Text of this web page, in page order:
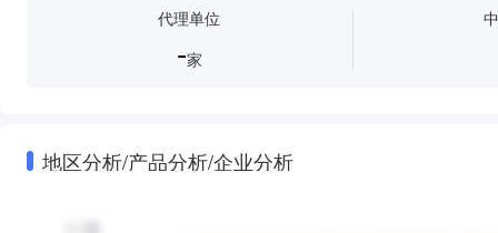
代理单位
-家
地区分析/产品分析/企业分析